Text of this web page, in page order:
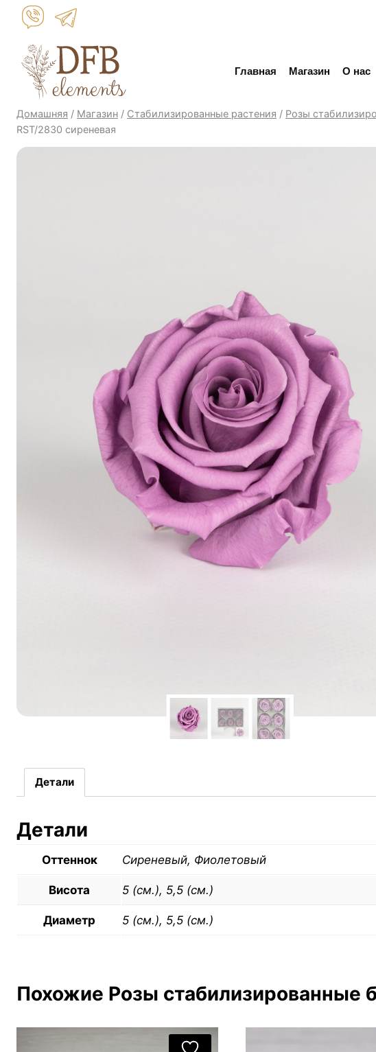
Перейти
контенту
Главная Магазин О нас
Домашняя / Магазин / Стабилизированные растения / Розы
RST/2830 сиреневая
Детали
Детали
Оттеннок Сиреневый, Фиолетовый
Висота 5 (см.), 5,5 (см.)
Диаметр 5 (см.), 5,5 (см.)
Похожие Розы стабилизированные